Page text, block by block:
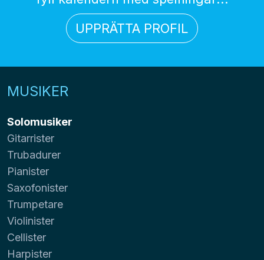
UPPRÄTTA PROFIL
MUSIKER
Solomusiker
Gitarrister
Trubadurer
Pianister
Saxofonister
Trumpetare
Violinister
Cellister
Harpister